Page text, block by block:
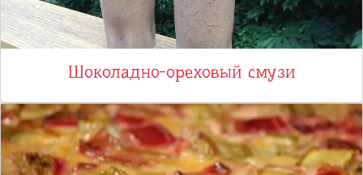
Шоколадно-ореховый смузи